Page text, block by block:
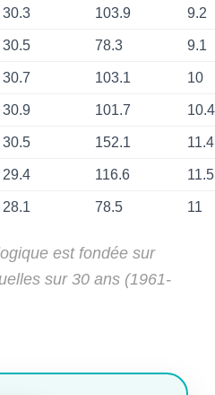
30.3 103.9 9.2
30.5 78.3 9.1
30.7 103.1 10
30.9 101.7 10.4
30.5 152.1 11.4
29.4 116.6 11.5
28.1 78.5 11
est fondée sur
sur 30 ans (1961-